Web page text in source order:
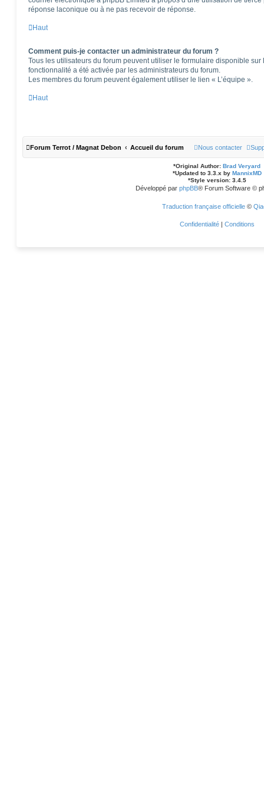
réponse laconique ou à ne pas recevoir de réponse.
Haut
Comment puis-je contacter un administrateur du forum ?
Tous les utilisateurs du forum peuvent utiliser le formulaire disponible
fonctionnalité a été activée par les administrateurs du forum.
Les membres du forum peuvent également utiliser le lien « L’équipe ».
Haut
Forum Terrot / Magnat Debon Accueil du forum Nous contacter
*Original Author: Brad Veryard
*Updated to 3.3.x by MannixMD
*Style version: 3.4.5
Développé par phpBB® Forum Software ©
Traduction française officielle©
Confidentialité | Conditions